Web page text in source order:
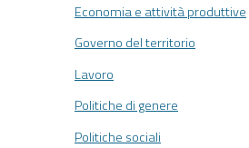
Economia e attività produttive
Governo del territorio
Lavoro
Politiche di genere
Politiche sociali